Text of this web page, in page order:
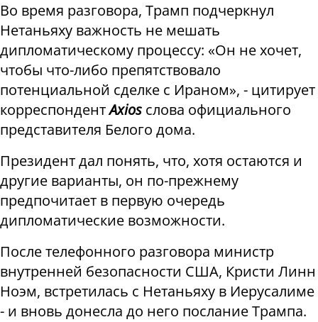
Во время разговора, Трамп подчеркнул
Нетаньяху важность не мешать
дипломатическому процессу: «Он не хочет,
чтобы что-либо препятствовало
потенциальной сделке с Ираном», - цитирует
корреспондентAxios слова официального
представителя Белого дома.
Президент дал понять, что, хотя остаются и
другие варианты, он по-прежнему
предпочитает в первую очередь
дипломатические возможности.
После телефонного разговора министр
внутренней безопасности США, Кристи Линн
Ноэм, встретилась с Нетаньяху в Иерусалиме
- и вновь донесла до него послание Трампа.